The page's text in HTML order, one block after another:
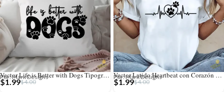
Vector Life is Better with Dogs Tipografía con Huellas para Sublimar
Por: Mark Designs
$4.00
$1.99
Vector Latido Heartbeat con Corazón y Huellas para Sublimación
Por: Mark Designs
$4.00
$1.99